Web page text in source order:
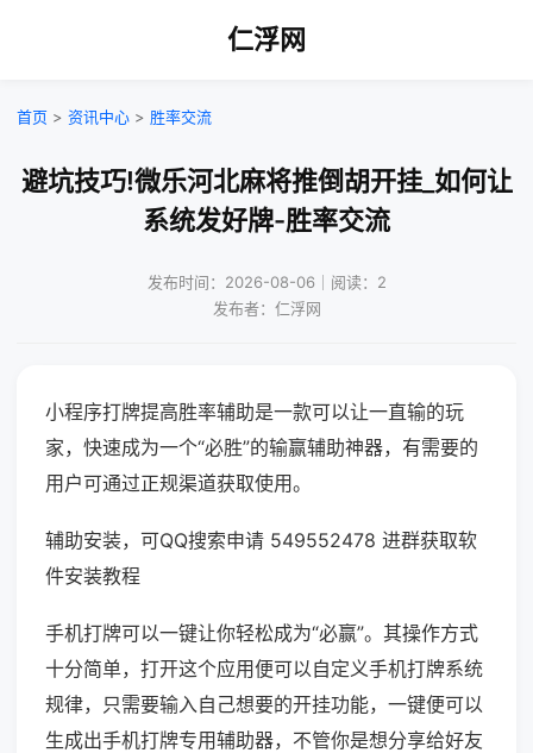
仁浮网
首页 > 资讯中心 > 胜率交流
避坑技巧!微乐河北麻将推倒胡开挂_如何让
系统发好牌-胜率交流
发布时间：2026-08-06｜阅读：2
发布者：仁浮网
小程序打牌提高胜率辅助是一款可以让一直输的玩
家，快速成为一个“必胜”的输赢辅助神器，有需要的
用户可通过正规渠道获取使用。
辅助安装，可QQ搜索申请 549552478 进群获取软
件安装教程
手机打牌可以一键让你轻松成为“必赢”。其操作方式
十分简单，打开这个应用便可以自定义手机打牌系统
规律，只需要输入自己想要的开挂功能，一键便可以
生成出手机打牌专用辅助器，不管你是想分享给好友